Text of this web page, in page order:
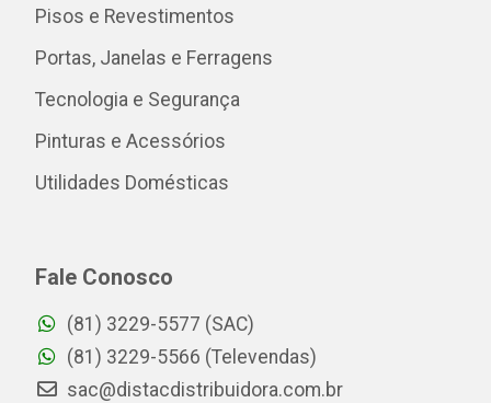
Pisos e Revestimentos
Portas, Janelas e Ferragens
Tecnologia e Segurança
Pinturas e Acessórios
Utilidades Domésticas
Fale Conosco
(81) 3229-5577 (SAC)
(81) 3229-5566 (Televendas)
sac@distacdistribuidora.com.br